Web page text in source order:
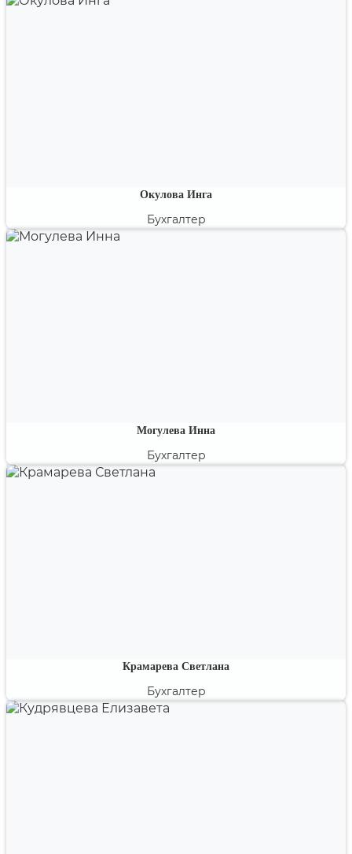
Специалист по международным стандартам
Окулова Инга
Бухгалтер
Эксперт по проблемным вопросам бухгалтерского и
Могулева Инна
Бухгалтер
Ведущий бухгалтер-эксперт, член института
Крамарева Светлана
Бухгалтер